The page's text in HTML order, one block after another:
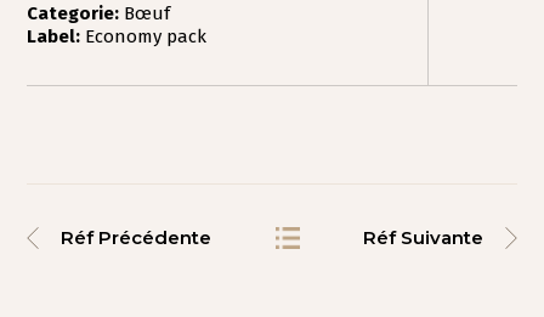
Categorie: Bœuf
Label: Economy pack
Réf Précédente Réf Suivante